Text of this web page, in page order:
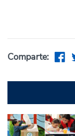
Comparte: